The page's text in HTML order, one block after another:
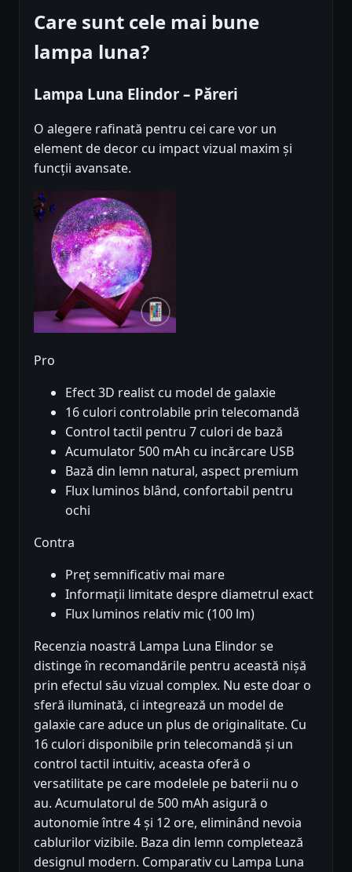
Care sunt cele mai bune
lampa luna?
Lampa Luna Elindor – Păreri
O alegere rafinată pentru cei care vor un
element de decor cu impact vizual maxim și
funcții avansate.
Pro
Efect 3D realist cu model de galaxie
16 culori controlabile prin telecomandă
Control tactil pentru 7 culori de bază
Acumulator 500 mAh cu incărcare USB
Bază din lemn natural, aspect premium
Flux luminos blând, confortabil pentru
ochi
Contra
Preț semnificativ mai mare
Informații limitate despre diametrul exact
Flux luminos relativ mic (100 lm)
Recenzia noastră Lampa Luna Elindor se
distinge în recomandările pentru această nișă
prin efectul său vizual complex. Nu este doar o
sferă iluminată, ci integrează un model de
galaxie care aduce un plus de originalitate. Cu
16 culori disponibile prin telecomandă și un
control tactil intuitiv, aceasta oferă o
versatilitate pe care modelele pe baterii nu o
au. Acumulatorul de 500 mAh asigură o
autonomie între 4 și 12 ore, eliminând nevoia
cablurilor vizibile. Baza din lemn completează
designul modern. Comparativ cu Lampa Luna